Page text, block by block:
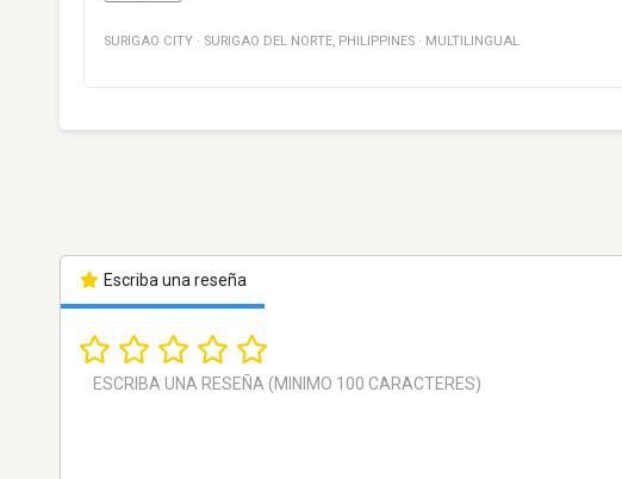
SURIGAO CITY · SURIGAO DEL NORTE, PHILIPPINES · MULTILINGUAL
Escriba una reseña